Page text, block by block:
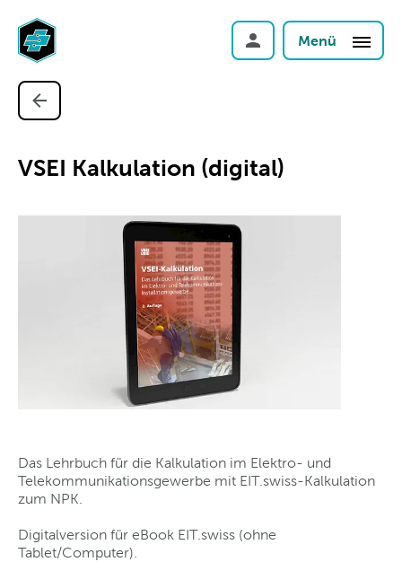
Menü
VSEI Kalkulation (digital)
Das Lehrbuch für die Kalkulation im Elektro- und
Telekommunikationsgewerbe mit EIT.swiss-Kalkulation
zum NPK.
Digitalversion für eBook EIT.swiss (ohne
Tablet/Computer).